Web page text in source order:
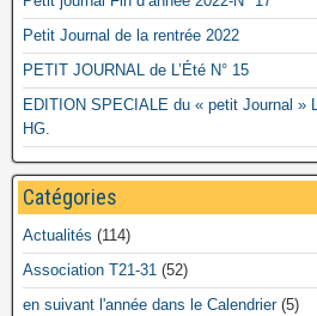
Petit Journal de la rentrée 2022
PETIT JOURNAL de L’Été N° 15
EDITION SPECIALE du « petit Journal »
HG.
Catégories
Actualités (114)
Association T21-31 (52)
en suivant l'année dans le Calendrier(5)